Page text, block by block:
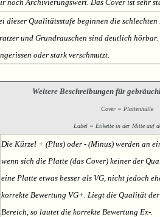
noch Archivierungswert. Das Cover ist sehr
dieser Qualitätsstufe beginnen die
und Grundrauschen sind deutlich
oder stark verschmutzt.
Weitere Beschreibungen für
Cover = Plattenhülle
Label = Etikette in der Mitte auf
Die Kürzel + (Plus) oder - (Minus) werden an
wenn sich die Platte (das Cover) keiner der
eine Platte etwas besser als VG, nicht jedoch
korrekte Bewertung VG+. Liegt die Qualität
Bereich, so lautet die korrekte Bewertung Ex-.